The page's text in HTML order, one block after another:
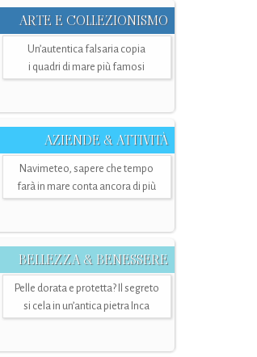
ARTE E COLLEZIONISMO
Un’autentica falsaria copia
i quadri di mare più famosi
AZIENDE & ATTIVITÀ
Navimeteo, sapere che tempo
farà in mare conta ancora di più
BELLEZZA & BENESSERE
Pelle dorata e protetta? Il segreto
si cela in un’antica pietra Inca